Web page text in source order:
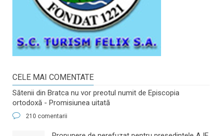
CELE MAI COMENTATE
Sătenii din Bratca nu vor preotul numit de Episcopia
ortodoxă - Promisiunea uitată
210 comentarii